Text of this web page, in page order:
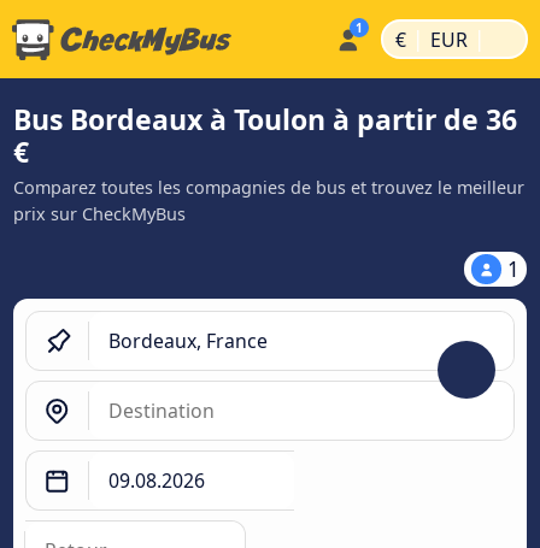
€ | EUR |
Bus Bordeaux à Toulon à partir de 36
€
Comparez toutes les compagnies de bus et trouvez le meilleur
prix sur CheckMyBus
1